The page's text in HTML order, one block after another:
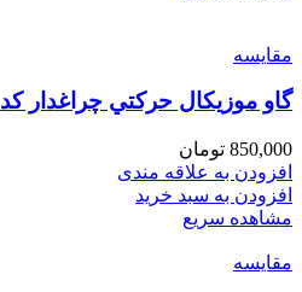
مقایسه
گاو موزيكال حركتي چراغدار كد 2
850,000 تومان
افزودن به علاقه مندی
افزودن به سبد خرید
مشاهده سریع
مقایسه